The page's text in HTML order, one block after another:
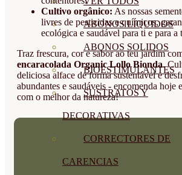
ABONOS LÍQUIDOS
ABONOS SOLIDOS
BIOESTIMULANTES
SUSTRATOS Y
DECORATIVAS
CORRECTORES DE
CARENCIAS
Cultivo orgânico: As nossas
livres de pesticidas e químicos,
ecológica e saudável para ti e para a
Traz frescura, cor e sabor ao teu jardim
encaracolada Organic Lollo Bionda.
deliciosa alface de forma sustentável e
abundantes e saudáveis - encomenda hoje
com o melhor da natureza!